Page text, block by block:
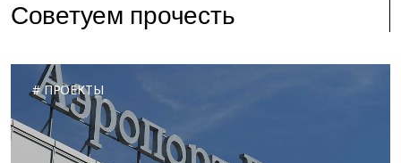
Советуем прочесть
ПРОЕКТЫ